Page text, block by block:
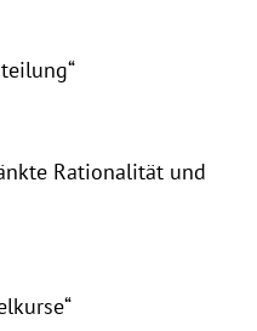
Rationalität und